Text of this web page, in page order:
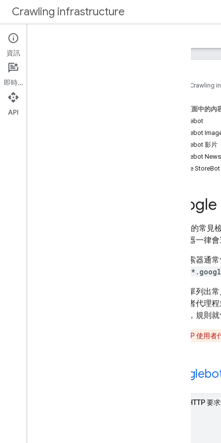
Crawling infrastructure
簡介
如何
驗證 Google 的要求
Crawling
這個頁面中的內
Googlebot
Googlebot
Googlebot 影片
Googlebot News
Google StoreBot
Google 的常
些檢索器一律
常見檢索器通
***-
下列清單列出
的使用者代理
記相符，規則
：HTTP 使用
HTTP 要
資訊
即時通訊
API